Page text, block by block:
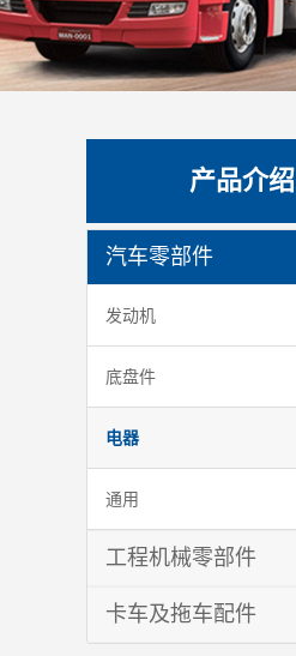
产品介绍
汽车零部件
发动机
底盘件
电器
通用
工程机械零部件
卡车及拖车配件